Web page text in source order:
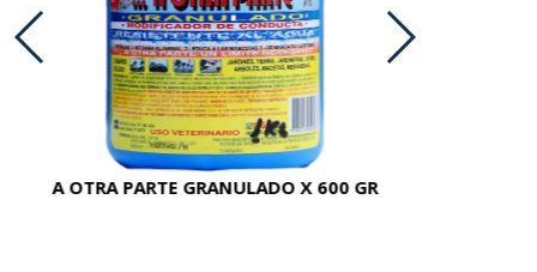
A OTRA PARTE GRANULADO X 600 GR